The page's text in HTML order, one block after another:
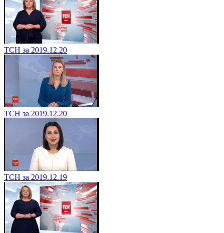
ТСН за 2019.12.20
ТСН за 2019.12.20
ТСН за 2019.12.19